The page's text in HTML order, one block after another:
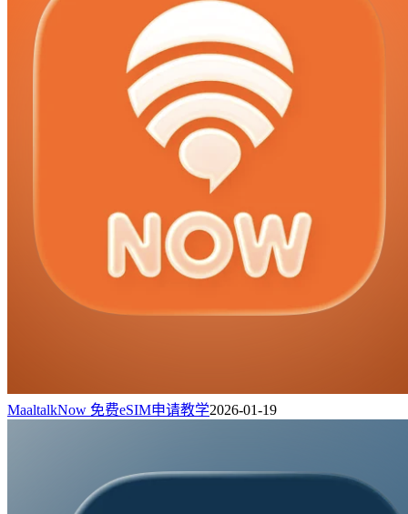
MaaltalkNow 免费eSIM申请教学2026-01-19